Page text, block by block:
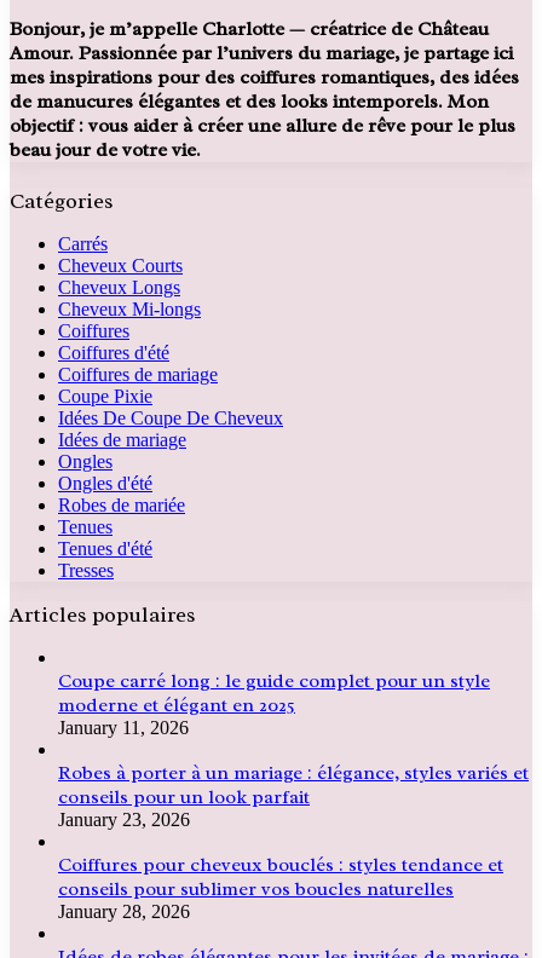
Bonjour, je m’appelle Charlotte — créatrice de Château
Amour. Passionnée par l’univers du mariage, je partage ici
mes inspirations pour des coiffures romantiques, des idées
de manucures élégantes et des looks intemporels. Mon
objectif : vous aider à créer une allure de rêve pour le plus
beau jour de votre vie.
Catégories
Carrés
Cheveux Courts
Cheveux Longs
Cheveux Mi-longs
Coiffures
Coiffures d'été
Coiffures de mariage
Coupe Pixie
Idées De Coupe De Cheveux
Idées de mariage
Ongles
Ongles d'été
Robes de mariée
Tenues
Tenues d'été
Tresses
Articles populaires
Coupe carré long : le guide complet pour un style
moderne et élégant en 2025
January 11, 2026
Robes à porter à un mariage : élégance, styles variés et
conseils pour un look parfait
January 23, 2026
Coiffures pour cheveux bouclés : styles tendance et
conseils pour sublimer vos boucles naturelles
January 28, 2026